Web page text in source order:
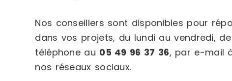
Nos conseillers sont disponibles pour
dans vos projets, du lundi au vendredi,
téléphone au 05 49 96 37 36, par e-mail
nos réseaux sociaux.